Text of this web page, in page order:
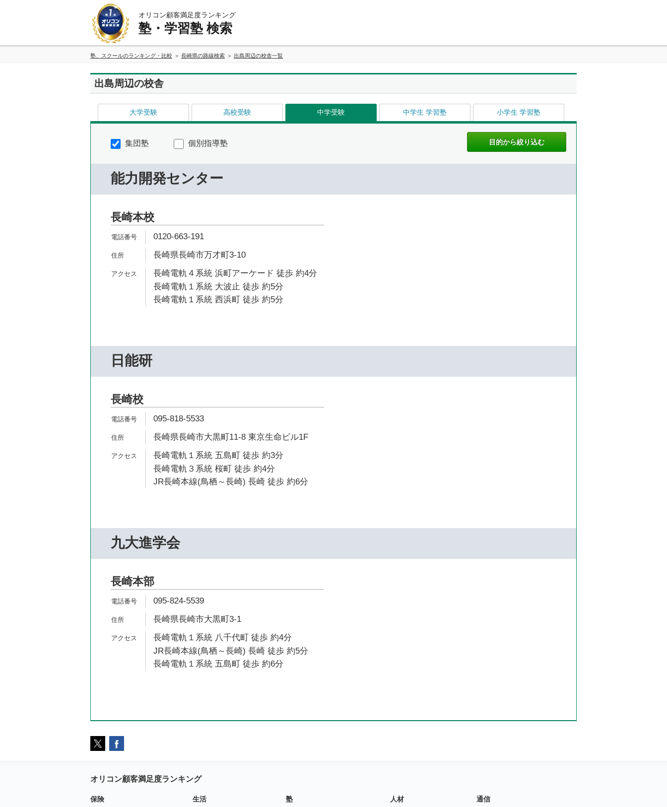
オリコン顧客満足度ランキング
塾・学習塾 検索
塾、スクールのランキング・比較 長崎県の路線検索 出島周辺の校舎一覧
出島周辺の校舎
大学受験 高校受験 中学受験 中学生 学習塾 小学生 学習塾
集団塾 個別指導塾
能力開発センター
長崎本校
0120-663-191
長崎県長崎市万才町3-10
長崎電軌４系統 浜町アーケード 徒歩 約4分
長崎電軌１系統 大波止 徒歩 約5分
長崎電軌１系統 西浜町 徒歩 約5分
日能研
長崎校
095-818-5533
長崎県長崎市大黒町11-8 東京生命ビル1F
長崎電軌１系統 五島町 徒歩 約3分
長崎電軌３系統 桜町 徒歩 約4分
JR長崎本線(鳥栖～長崎) 長崎 徒歩 約6分
九大進学会
長崎本部
095-824-5539
長崎県長崎市大黒町3-1
長崎電軌１系統 八千代町 徒歩 約4分
JR長崎本線(鳥栖～長崎) 長崎 徒歩 約5分
長崎電軌１系統 五島町 徒歩 約6分
オリコン顧客満足度ランキング
保険
生活
塾
人材
通信